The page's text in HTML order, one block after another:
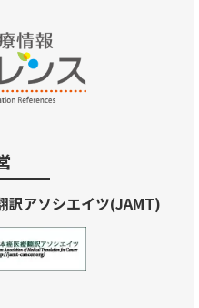
訳アソシエイツ(JAMT)